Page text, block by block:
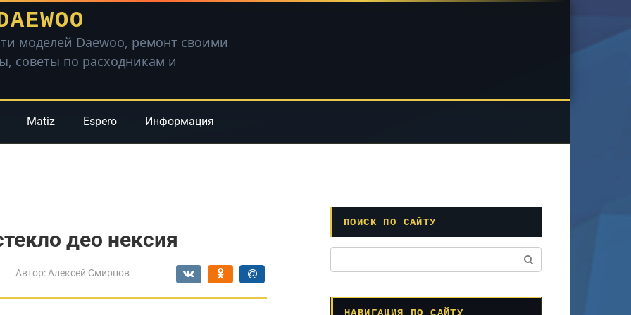
моделей Daewoo, ремонт своими
советы по расходникам и
Matiz Espero Информация
део нексия
Автор: Алексей Смирнов
ПОИСК ПО САЙТУ